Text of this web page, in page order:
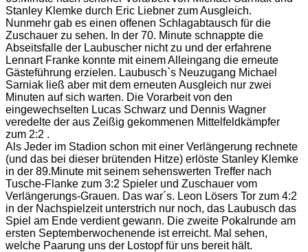
Stanley Klemke durch Eric Liebner zum Ausgleich.
Nunmehr gab es einen offenen Schlagabtausch für die
Zuschauer zu sehen. In der 70. Minute schnappte die
Abseitsfalle der Laubuscher nicht zu und der erfahrene
Lennart Franke konnte mit einem Alleingang die erneute
Gästeführung erzielen. Laubusch`s Neuzugang Michael
Sarniak ließ aber mit dem erneuten Ausgleich nur zwei
Minuten auf sich warten. Die Vorarbeit von den
eingewechselten Lucas Schwarz und Dennis Wagner
veredelte der aus Zeißig gekommenen Mittelfeldkämpfer
zum 2:2 .
Als Jeder im Stadion schon mit einer Verlängerung rechnete
(und das bei dieser brütenden Hitze) erlöste Stanley Klemke
in der 89.Minute mit seinem sehenswerten Treffer nach
Tusche-Flanke zum 3:2 Spieler und Zuschauer vom
Verlängerungs-Grauen. Das war´s. Leon Lösers Tor zum 4:2
in der Nachspielzeit unterstrich nur noch, das Laubusch das
Spiel am Ende verdient gewann. Die zweite Pokalrunde am
ersten Septemberwochenende ist erreicht. Mal sehen,
welche Paarung uns der Lostopf für uns bereit hält.